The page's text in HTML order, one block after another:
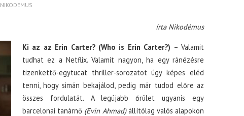
NIKODEMUS
írta Nikodémus
Ki az az Erin Carter? (Who is Erin Carter?) – Valamit
tudhat ez a Netflix. Valamit nagyon, ha egy ránézésre
tizenkettő-egytucat thriller-sorozatot úgy képes eléd
tenni, hogy simán bekajálod, pedig már tudod előre az
összes fordulatát. A legújabb őrület ugyanis egy
barcelonai tanárnő (Evin Ahmad)állítólag valós alapokon